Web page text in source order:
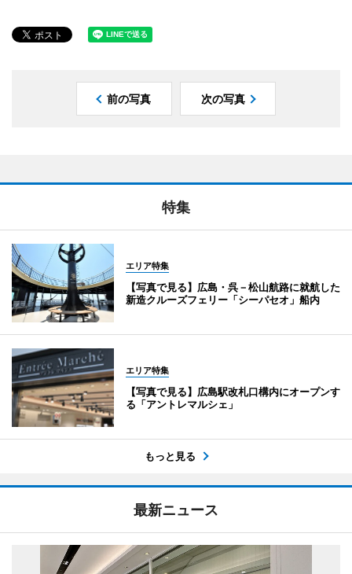
前の写真 次の写真
特集
エリア特集
【写真で見る】広島・呉－松山航路に就航した
新造クルーズフェリー「シーパセオ」船内
エリア特集
【写真で見る】広島駅改札口構内にオープンす
る「アントレマルシェ」
もっと見る
最新ニュース